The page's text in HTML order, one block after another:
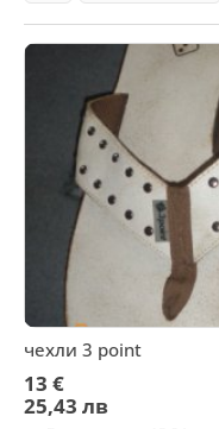
чехли 3 point
13 €
25,43 лв